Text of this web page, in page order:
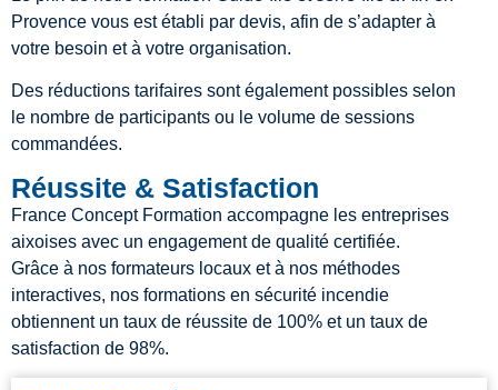
Provence vous est établi par devis, afin de s’adapter à
votre besoin et à votre organisation.
Des réductions tarifaires sont également possibles selon
le nombre de participants ou le volume de sessions
commandées.
Réussite & Satisfaction
France Concept Formation accompagne les entreprises
aixoises avec un engagement de qualité certifiée.
Grâce à nos formateurs locaux et à nos méthodes
interactives, nos formations en sécurité incendie
obtiennent un taux de réussite de 100% et un taux de
satisfaction de 98%.